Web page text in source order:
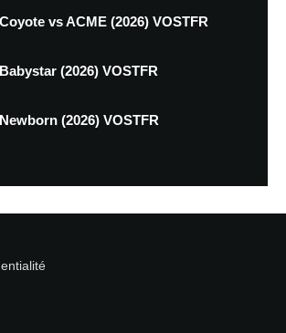
vs ACME (2026) VOSTFR
(2026) VOSTFR
(2026) VOSTFR